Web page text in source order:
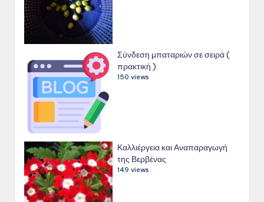
Σύνδεση μπαταριών σε σειρά (
πρακτική )
150 views
Καλλιέργεια και Αναπαραγωγή
της Βερβένας
149 views